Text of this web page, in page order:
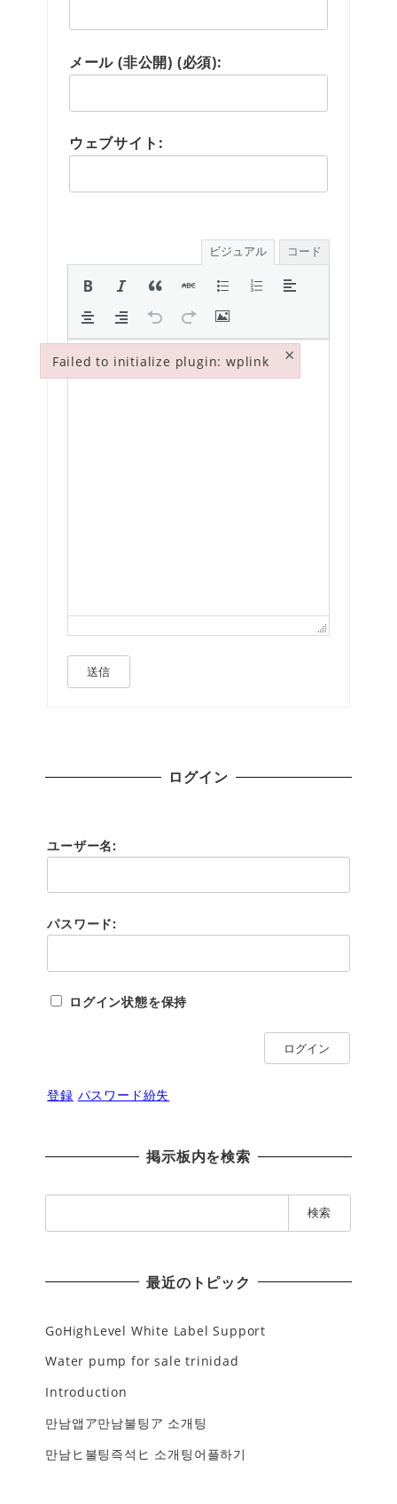
メール (非公開) (必須):
ウェブサイト:
ビジュアル コード
送信
ログイン
ユーザー名:
パスワード:
ログイン状態を保持
ログイン
登録 パスワード紛失
掲示板内を検索
索
最近のトピック
GoHighLevel White Label Support
Water pump for sale trinidad
Introduction
만남앱ア만남불팅ア 소개팅
만남ヒ불팅즉석ヒ 소개팅어플하기
Failed to initialize plugin: wplink ×
Failed to initialize plugin: wplink